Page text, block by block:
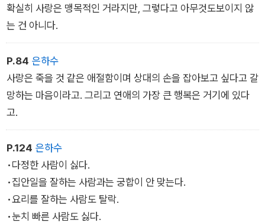
확실히 사랑은 맹목적인 거라지만, 그렇다고 아무것도보이지 않
는 건 아니다.
P.84 은하수
사랑은 죽을 것 같은 애절함이며 상대의 손을 잡아보고 싶다고 갈
망하는 마음이라고. 그리고 연애의 가장 큰 행복은 거기에 있다
고.
P.124 은하수
•다정한 사람이 싫다.
•집안일을 잘하는 사람과는 궁합이 안 맞는다.
•요리를 잘하는 사람도 탈락.
•눈치 빠른 사람도 싫다.